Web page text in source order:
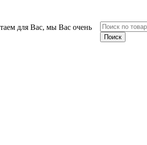
для Вас, мы Вас очень